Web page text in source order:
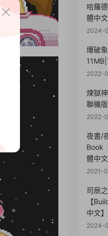
哈羅
體中
2024-
爆破
11MB|
2022-
煉獄
聯機
2022-
夜書/
Book
體中文
2021-
司辰
【
中文】
2024-